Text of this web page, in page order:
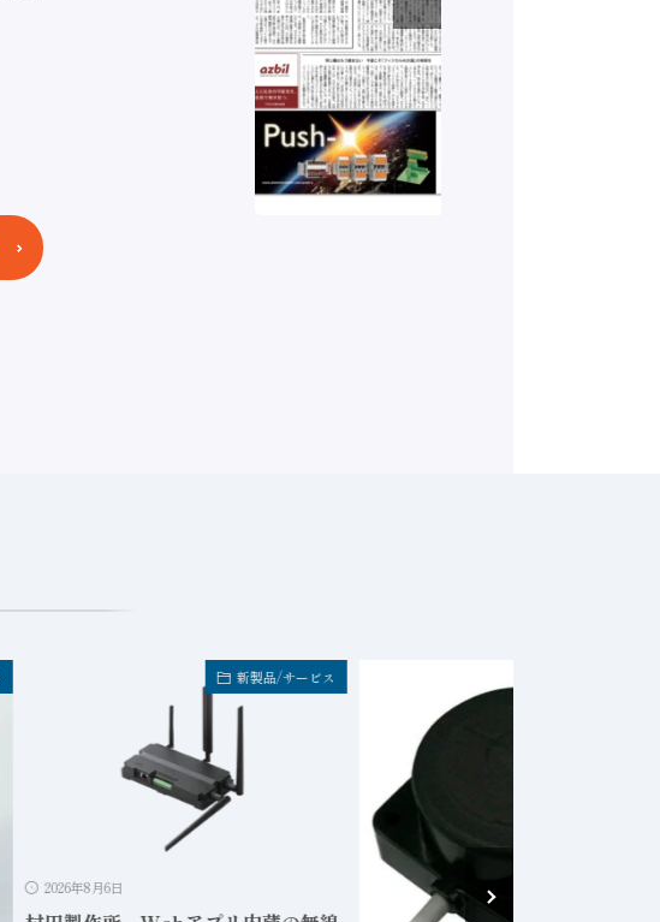
新製品/サービス
2026年8月6日